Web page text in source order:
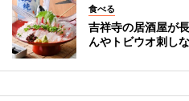
食べる
吉祥寺の居酒屋が
んやトビウオ刺し